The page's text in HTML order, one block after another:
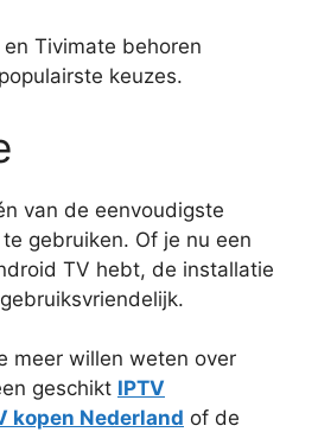
Tivimate behoren
keuzes.
van de eenvoudigste
gebruiken. Of je nu een
TV hebt, de installatie
meer willen weten over
geschikt IPTV
kopen Nederland of de